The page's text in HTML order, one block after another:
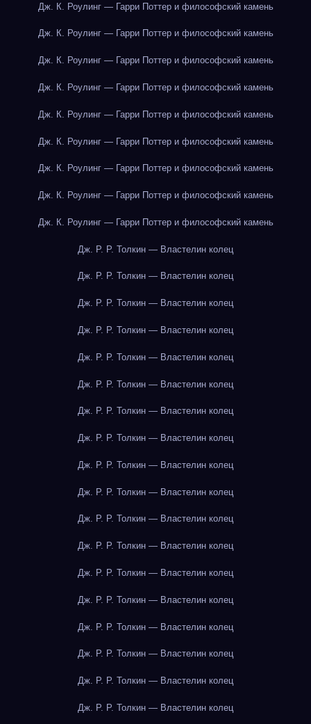
Дж. К. Роулинг — Гарри Поттер и философский камень
Дж. К. Роулинг — Гарри Поттер и философский камень
Дж. К. Роулинг — Гарри Поттер и философский камень
Дж. К. Роулинг — Гарри Поттер и философский камень
Дж. К. Роулинг — Гарри Поттер и философский камень
Дж. К. Роулинг — Гарри Поттер и философский камень
Дж. К. Роулинг — Гарри Поттер и философский камень
Дж. К. Роулинг — Гарри Поттер и философский камень
Дж. К. Роулинг — Гарри Поттер и философский камень
Дж. Р. Р. Толкин — Властелин колец
Дж. Р. Р. Толкин — Властелин колец
Дж. Р. Р. Толкин — Властелин колец
Дж. Р. Р. Толкин — Властелин колец
Дж. Р. Р. Толкин — Властелин колец
Дж. Р. Р. Толкин — Властелин колец
Дж. Р. Р. Толкин — Властелин колец
Дж. Р. Р. Толкин — Властелин колец
Дж. Р. Р. Толкин — Властелин колец
Дж. Р. Р. Толкин — Властелин колец
Дж. Р. Р. Толкин — Властелин колец
Дж. Р. Р. Толкин — Властелин колец
Дж. Р. Р. Толкин — Властелин колец
Дж. Р. Р. Толкин — Властелин колец
Дж. Р. Р. Толкин — Властелин колец
Дж. Р. Р. Толкин — Властелин колец
Дж. Р. Р. Толкин — Властелин колец
Дж. Р. Р. Толкин — Властелин колец